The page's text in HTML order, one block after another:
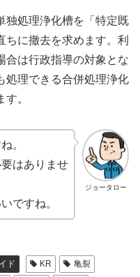
独処理浄化槽を「特定既
に撤去を求めます。利
合は行政指導の対象とな
処理できる合併処理浄化
。
ジョータロー
。
はありませ
ですね。
ド KR
亀裂